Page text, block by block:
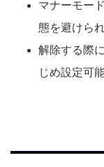
マナーモー
態を避けら
解除する際
じめ設定可